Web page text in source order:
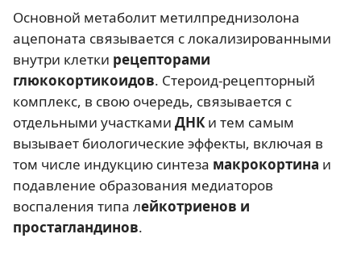
Основной метаболит метилпреднизолона
ацепоната связывается с локализированными
внутри клетки рецепторами
глюкокортикоидов. Стероид-рецепторный
комплекс, в свою очередь, связывается с
отдельными участками ДНКи тем самым
вызывает биологические эффекты, включая в
том числе индукцию синтеза макрокортина и
подавление образования медиаторов
воспаления типа лейкотриенов и
простагландинов.